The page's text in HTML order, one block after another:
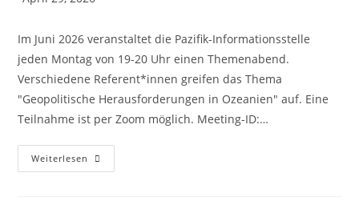
Im Juni 2026 veranstaltet die Pazifik-Informationsstelle
jeden Montag von 19-20 Uhr einen Themenabend.
Verschiedene Referent*innen greifen das Thema
"Geopolitische Herausforderungen in Ozeanien" auf. Eine
Teilnahme ist per Zoom möglich. Meeting-ID:…
Weiterlesen